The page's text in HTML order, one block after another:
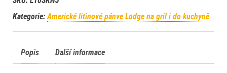
Kategorie:Americké litinové pánve Lodge na gril i do kuchyně
Popis Další informace